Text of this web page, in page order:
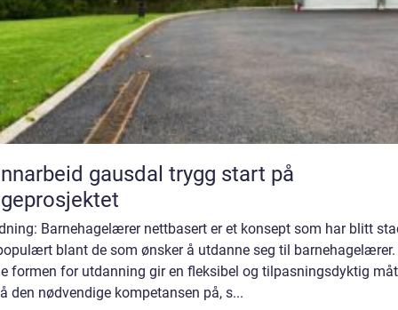
gausdal trygg start på
Barnehagelærer nettbasert er et konsept som har blitt
blant de som ønsker å utdanne seg til barnehagelærer.
formen for utdanning gir en fleksibel og tilpasningsdyktig
den nødvendige kompetansen på, s...